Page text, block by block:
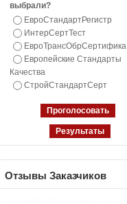
выбрали?
ЕвроСтандартРегистр
ИнтерСертТест
ЕвроТрансОбрСертифика
Европейские Стандарты
Качества
СтройСтандартСерт
Отзывы Заказчиков